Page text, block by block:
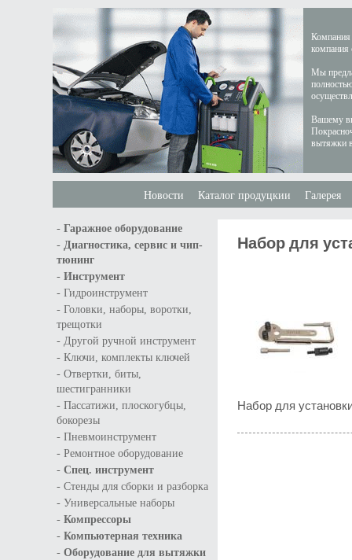
Компания
компания
Мы
Вашему
вытяжки
Новости Каталог продуцкии Галерея
- Гаражное оборудование
- Диагностика, сервис и чип-
тюнинг
- Инструмент
- Гидроинструмент
- Головки, наборы, воротки,
трещотки
- Другой ручной инструмент
- Ключи, комплекты ключей
- Отвертки, биты,
шестигранники
- Пассатижи, плоскогубцы,
бокорезы
- Пневмоинструмент
- Ремонтное оборудование
- Спец. инструмент
- Стенды для сборки и разборка
- Универсальные наборы
- Компрессоры
- Компьютерная техника
- Оборудование для вытяжки
Набор для
Набор для